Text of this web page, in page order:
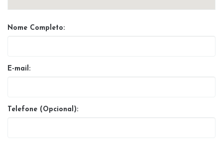
Nome Completo:
E-mail:
Telefone (Opcional):